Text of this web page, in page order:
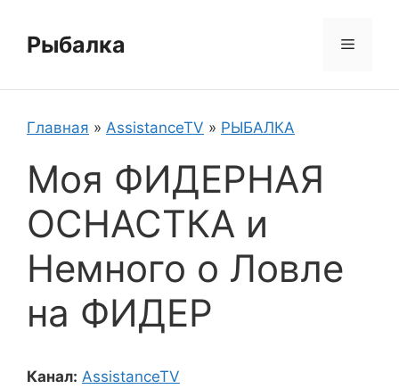
содержимому
Рыбалка Меню
Главная » AssistanceTV » РЫБАЛКА
Моя ФИДЕРНАЯ
ОСНАСТКА и
Немного о Ловле
на ФИДЕР
Канал: AssistanceTV